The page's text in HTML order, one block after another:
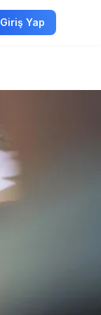
Giriş Yap